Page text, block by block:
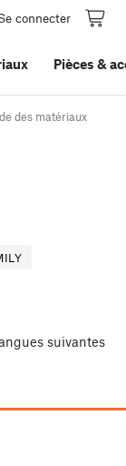
connecter
Pièces &
des matériaux
suivantes